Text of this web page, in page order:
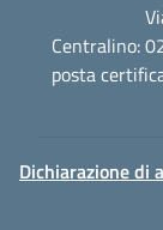
Centralino:
posta
Dichiarazione di